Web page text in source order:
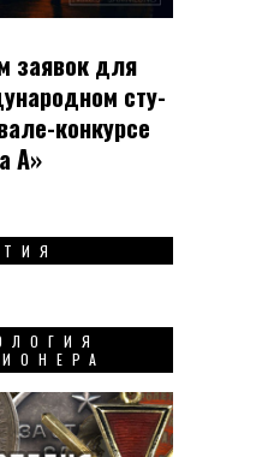
заявок для
сту­
кон­кур­се
А»